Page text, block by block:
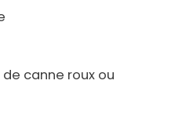
canne roux ou